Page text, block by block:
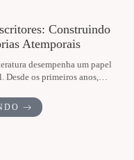
Construindo
Atemporais
desempenha um papel
os primeiros anos,…